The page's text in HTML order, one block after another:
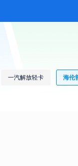
一汽解放轻卡 海伦